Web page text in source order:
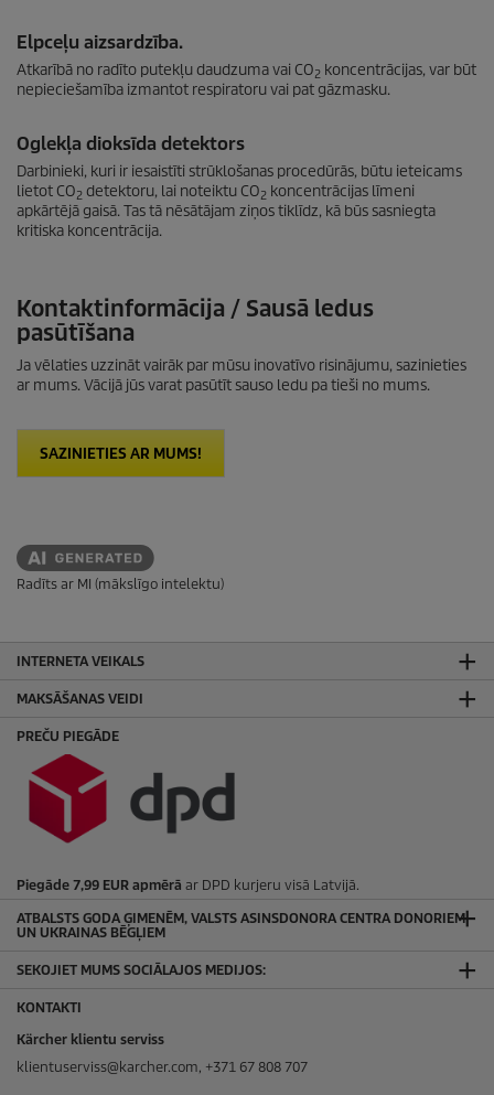
Elpceļu aizsardzība.
Atkarībā no radīto putekļu daudzuma vai CO2 koncentrācijas, var būt
nepieciešamība izmantot respiratoru vai pat gāzmasku.
Oglekļa dioksīda detektors
Darbinieki, kuri ir iesaistīti strūklošanas procedūrās, būtu ieteicams
lietot CO2 detektoru, lai noteiktu CO2 koncentrācijas līmeni
apkārtējā gaisā. Tas tā nēsātājam ziņos tiklīdz, kā būs sasniegta
kritiska koncentrācija.
Kontaktinformācija / Sausā ledus
pasūtīšana
Ja vēlaties uzzināt vairāk par mūsu inovatīvo risinājumu, sazinieties
ar mums. Vācijā jūs varat pasūtīt sauso ledu pa tieši no mums.
SAZINIETIES AR MUMS!
Radīts ar MI (mākslīgo intelektu)
INTERNETA VEIKALS
MAKSĀŠANAS VEIDI
PREČU PIEGĀDE
Piegāde 7,99 EUR apmērā ar DPD kurjeru visā Latvijā.
ATBALSTS GODA ĢIMENĒM, VALSTS ASINSDONORA CENTRA DONORIEM
UN UKRAINAS BĒGĻIEM
SEKOJIET MUMS SOCIĀLAJOS MEDIJOS:
KONTAKTI
Kärcher klientu serviss
klientuserviss@karcher.com, +371 67 808 707